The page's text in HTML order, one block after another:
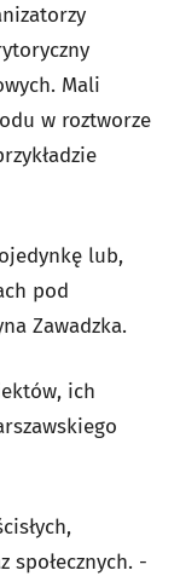
Mali
w roztworze
lub,
pod
Zawadzka.
ich
społecznych. -